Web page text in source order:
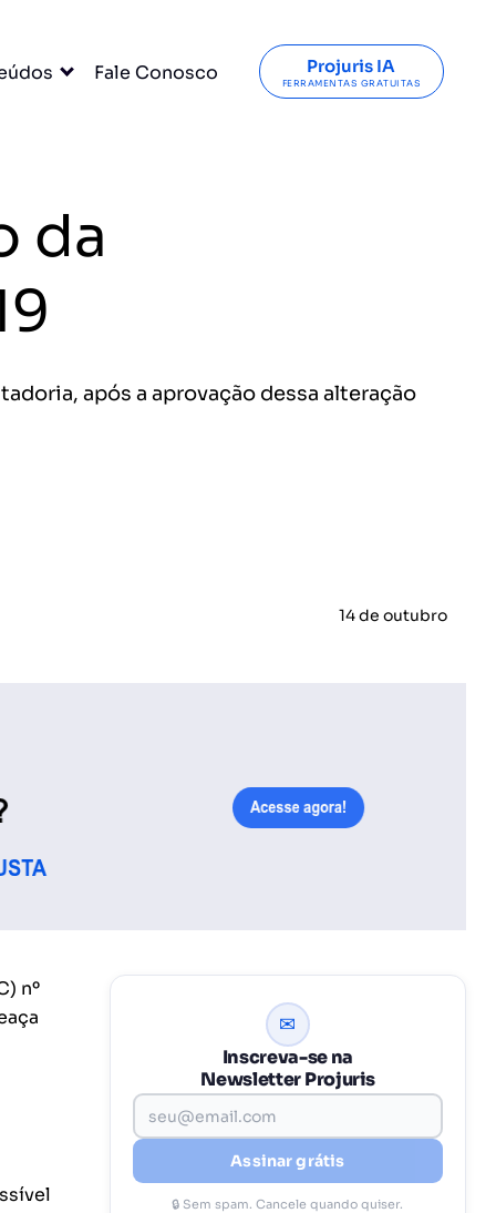
Fale Conosco Projuris IA
FERRAMENTAS GRATUITAS
da
após a aprovação dessa alteração
14 de outubro
nº
✉
Inscreva-se na
Newsletter Projuris
Assinar grátis
🔒 Sem spam. Cancele quando quiser.